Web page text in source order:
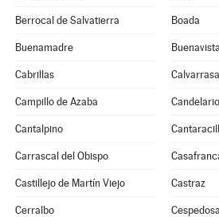
Berrocal de Salvatierra Boada
Buenamadre Buenavista
Cabrillas
Campillo de Azaba Candelario
Cantalpino
Carrascal del Obispo
Castillejo de Martín Viejo Castraz
Cerralbo